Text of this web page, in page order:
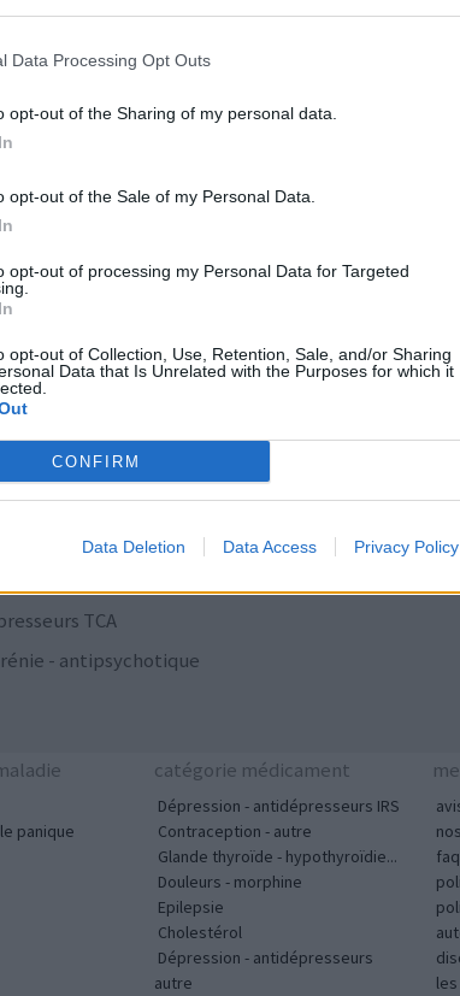
Data Processing Opt Outs
opt-out of the Sharing of my personal data.
opt-out of the Sale of my Personal Data.
opt-out of processing my Personal Data for Targeted
opt-out of Collection, Use, Retention, Sale, and/or Sharing
Data that Is Unrelated with the Purposes for which it
CONFIRM
Data Deletion Data Access Privacy Policy
IRS
IRS
oraux
bloquant
bloquant
- antipsychotique
oraux
TCA
- antipsychotique
panique
catégorie médicament
Dépression - antidépresseurs IRS
Contraception - autre
Glande thyroïde - hypothyroïdie...
Douleurs - morphine
Epilepsie
Cholestérol
Dépression - antidépresseurs
autre
faq